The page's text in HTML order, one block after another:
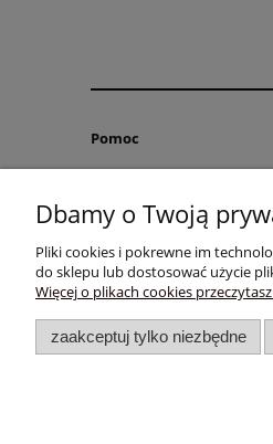
Pomoc
FAQ – Szkolenia
trychologii, Serenity, co to
K05 i Maraes Care
Sklep trychologiczny online
Dbamy o Twoją
Pliki cookies i pokrewne im
do sklepu lub dostosować użycie
Więcej o plikach cookies
zaakceptuj tylko niezbędne